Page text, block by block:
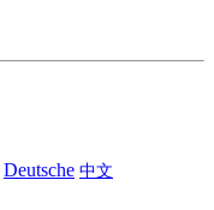
Deutsche 中文